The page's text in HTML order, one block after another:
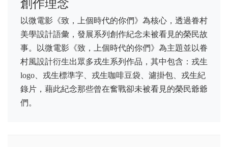
創作理念
以微電影《致，上個時代的你們》為核心，透過眷村
美學設計語彙，發展系列創作紀念未被看見的榮民故
事。以微電影《致，上個時代的你們》為主題並以眷
村風設計衍生出眾多戎生系列作品，其中包含：戎生
logo、戎生標準字、戎生咖啡豆袋、濾掛包、戎生紀
錄片，藉此紀念那些曾在奮戰卻未被看見的榮民爺爺
們。